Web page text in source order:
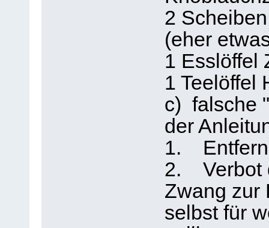
2
(eher
1 Esslöffel
1 Teelöffel
c) falsche
der
1.
2. Verbot
Zwang zur
selbst für